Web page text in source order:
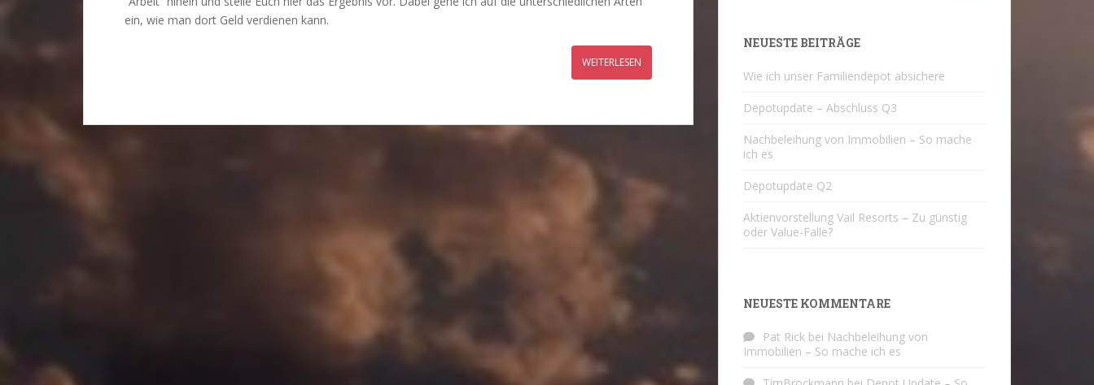
ein, wie man dort Geld verdienen kann.
WEITERLESEN
NEUESTE BEITRÄGE
Wie ich unser Familiendepot absichere
Depotupdate – Abschluss Q3
Nachbeleihung von Immobilien – So mache
ich es
Depotupdate Q2
Aktienvorstellung Vail Resorts – Zu günstig
oder Value-Falle?
NEUESTE KOMMENTARE
Pat Rick bei Nachbeleihung von
Immobilien – So mache ich es